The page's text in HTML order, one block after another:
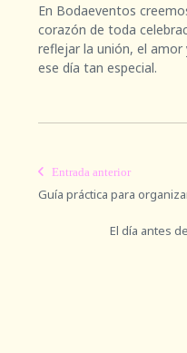
En Bodaeventos
corazón de toda
reflejar la unión, el amor
ese día tan especial.
Entrada anterior
Guía práctica para
El día antes